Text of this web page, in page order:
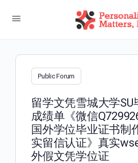
Public Forum
留学文凭雪城大学SU
成绩单《微信
国外学位毕业证书制
实留信认证》真实
外假文凭学位证